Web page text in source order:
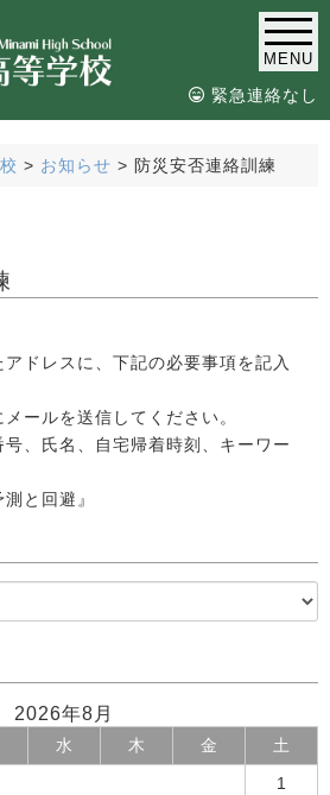
MENU
緊急連絡なし
> お知らせ > 防災安否連絡訓練
ドレスに、下記の必要事項を記入
ールを送信してください。
号、氏名、自宅帰着時刻、キーワー
と回避』
2026年8月
水 木 金 土
1